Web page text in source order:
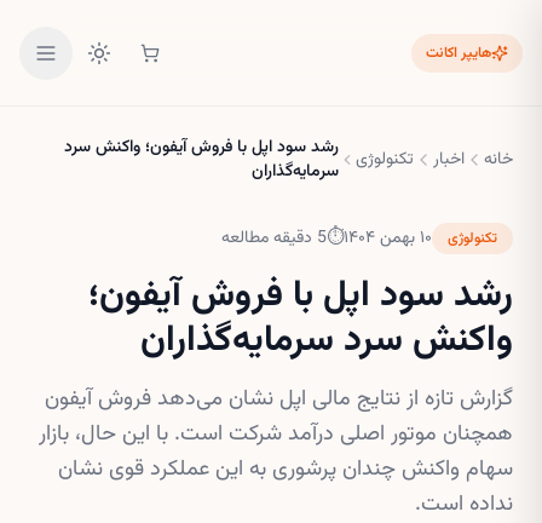
هایپر اکانت
خانه اخبار تکنولوژی
رشد سود اپل با فروش آیفون؛ واکنش سرد
سرمایه‌گذاران
تکنولوژی ۱۰ بهمن ۱۴۰۴ ⏱
5 دقیقه مطالعه
رشد سود اپل با فروش آیفون؛
واکنش سرد سرمایه‌گذاران
گزارش تازه از نتایج مالی اپل نشان می‌دهد فروش آیفون
همچنان موتور اصلی درآمد شرکت است. با این حال، بازار
سهام واکنش چندان پرشوری به این عملکرد قوی نشان
نداده است.